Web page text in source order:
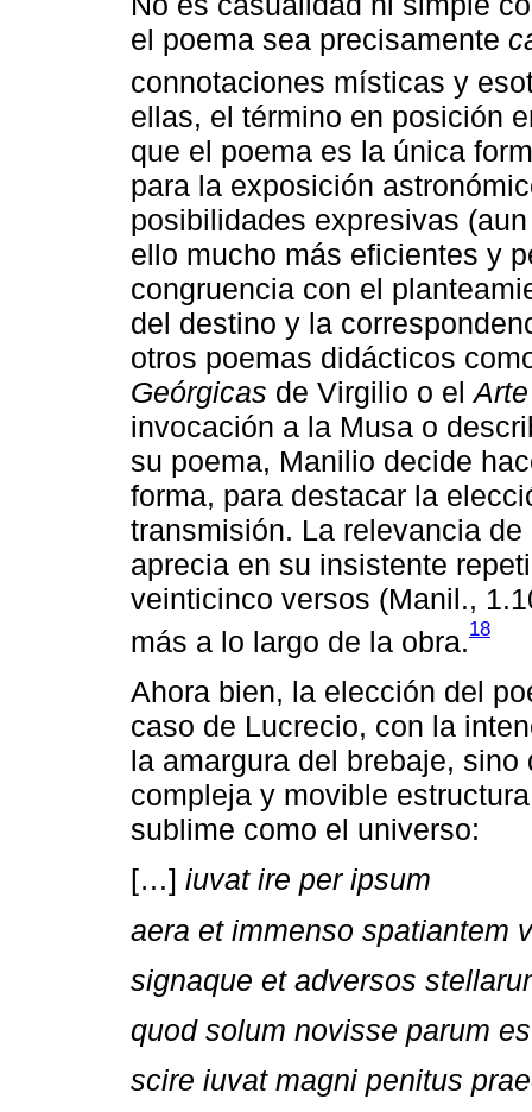
el poema sea precisamente
connotaciones místicas y
ellas, el término en posición
que el poema es la única
para la exposición
posibilidades expresivas
ello mucho más eficientes y
congruencia con el
del destino y la
otros poemas didácticos
Geórgicas de Virgilio o el
invocación a la Musa o
su poema, Manilio decide
forma, para destacar la
transmisión. La relevancia
aprecia en su insistente
veinticinco versos (Manil.,
más a lo largo de la obra.18
Ahora bien, la elección del
caso de Lucrecio, con la
la amargura del brebaje, sino
compleja y movible
sublime como el universo:
[…] iuvat ire per ipsum
aera et immenso spatiantem
signaque et adversos
quod solum novisse parum
scire iuvat magni penitus